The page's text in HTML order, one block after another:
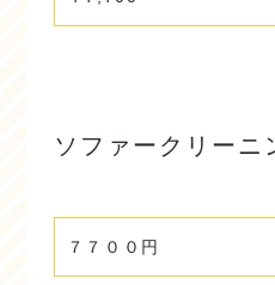
ソファークリーニ
７７００円